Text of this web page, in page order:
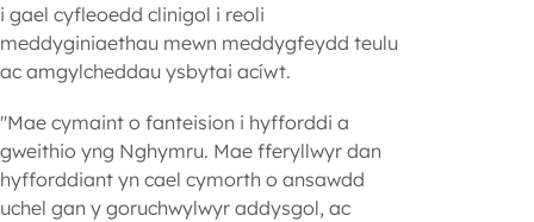
i gael cyfleoedd clinigol i reoli
meddyginiaethau mewn meddygfeydd teulu
ac amgylcheddau ysbytai acíwt.
"Mae cymaint o fanteision i hyfforddi a
gweithio yng Nghymru. Mae fferyllwyr dan
hyfforddiant yn cael cymorth o ansawdd
uchel gan y goruchwylwyr addysgol, ac